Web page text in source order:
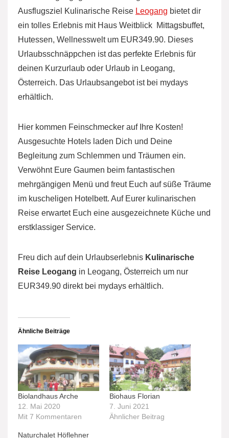
Ausflugsziel Kulinarische Reise Leogang bietet dir
ein tolles Erlebnis mit Haus Weitblick  Mittagsbuffet,
Hutessen, Wellnesswelt um EUR349.90. Dieses
Urlaubsschnäppchen ist das perfekte Erlebnis für
deinen Kurzurlaub oder Urlaub in Leogang,
Österreich. Das Urlaubsangebot ist bei mydays
erhältlich.
Hier kommen Feinschmecker auf Ihre Kosten!
Ausgesuchte Hotels laden Dich und Deine
Begleitung zum Schlemmen und Träumen ein.
Verwöhnt Eure Gaumen beim fantastischen
mehrgängigen Menü und freut Euch auf süße Träume
im kuscheligen Hotelbett. Auf Eurer kulinarischen
Reise erwartet Euch eine ausgezeichnete Küche und
erstklassiger Service.
Freu dich auf dein Urlaubserlebnis Kulinarische
Reise Leogang in Leogang, Österreich um nur
EUR349.90 direkt bei mydays erhältlich.
Ähnliche Beiträge
Biolandhaus Arche
12. Mai 2020
Mit 7 Kommentaren
Biohaus Florian
7. Juni 2021
Ähnlicher Beitrag
Naturchalet Höflehner